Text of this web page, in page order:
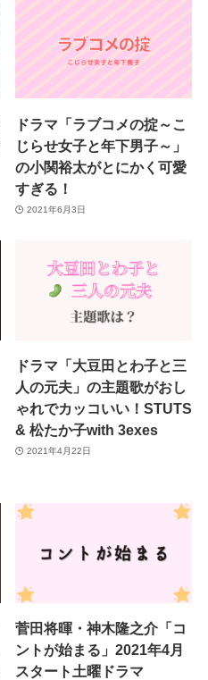
ドラマ「ラブコメの掟～こ
じらせ女子と年下男子～」
の小関裕太がとにかく可愛
すぎる！
2021年6月3日
ドラマ「大豆田とわ子と三
人の元夫」の主題歌がおし
ゃれでカッコいい！STUTS
& 松たか子with 3exes
2021年4月22日
菅田将暉・神木隆之介「コ
ントが始まる」2021年4月
スタート土曜ドラマ